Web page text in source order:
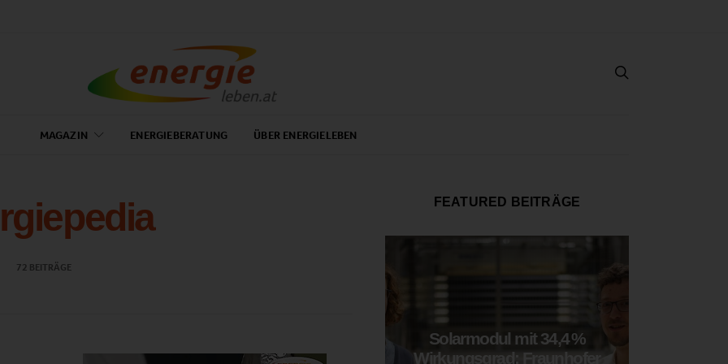
MAGAZIN ENERGIEBERATUNG ÜBER ENERGIELEBEN
72 BEITRÄGE
FEATURED BEITRÄGE
Solarmodul mit 34,4 %
Wirkungsgrad: Fraunhofer